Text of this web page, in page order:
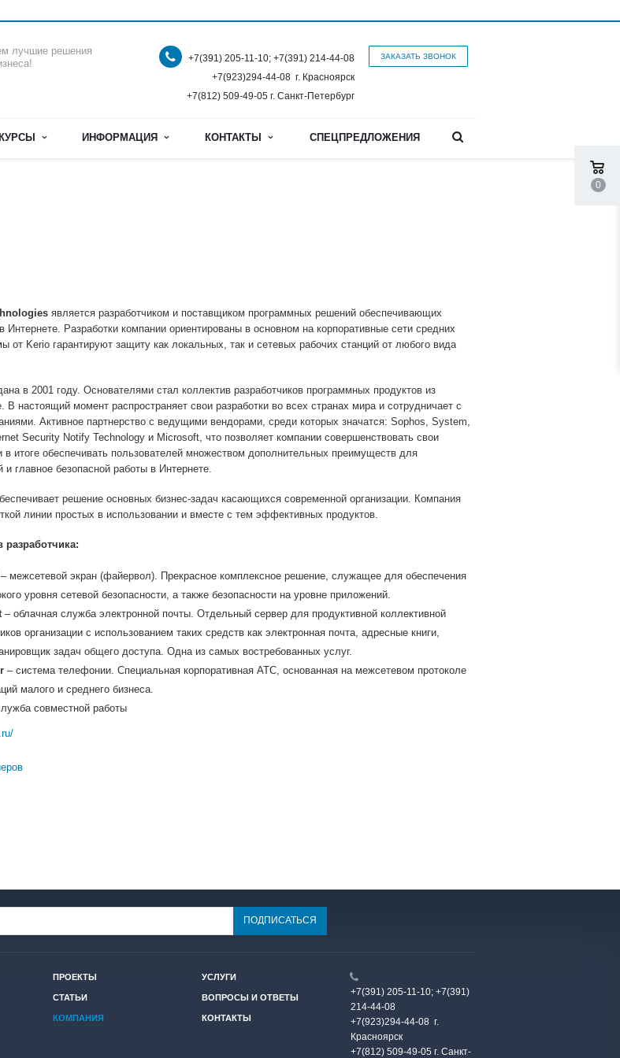
0
лучшие решения
ЗАКАЗАТЬ ЗВОНОК
+7(391) 205-11-10; +7(391) 214-44-08
+7(923)294-44-08 г. Красноярск
+7(812) 509-49-05 г. Санкт-Петербург
КУРСЫ ИНФОРМАЦИЯ КОНТАКТЫ СПЕЦПРЕДЛОЖЕНИЯ
является разработчиком и поставщиком программных решений обеспечивающих
Интернете. Разработки компании ориентированы в основном на корпоративные сети средних
от Kerio гарантируют защиту как локальных, так и сетевых рабочих станций от любого вида
в 2001 году. Основателями стал коллектив разработчиков программных продуктов из
В настоящий момент распространяет свои разработки во всех странах мира и сотрудничает с
Активное партнерство с ведущими вендорами, среди которых значатся: Sophos, System,
Security Notify Technology и Microsoft, что позволяет компании совершенствовать свои
в итоге обеспечивать пользователей множеством дополнительных преимуществ для
и главное безопасной работы в Интернете.
решение основных бизнес-задач касающихся современной организации. Компания
линии простых в использовании и вместе с тем эффективных продуктов.
разработчика:
– межсетевой экран (файервол). Прекрасное комплексное решение, служащее для обеспечения
уровня сетевой безопасности, а также безопасности на уровне приложений.
– облачная служба электронной почты. Отдельный сервер для продуктивной коллективной
организации с использованием таких средств как электронная почта, адресные книги,
задач общего доступа. Одна из самых востребованных услуг.
– система телефонии. Специальная корпоративная АТС, основанная на межсетевом протоколе
малого и среднего бизнеса.
совместной работы
ПРОЕКТЫ УСЛУГИ
СТАТЬИ ВОПРОСЫ И ОТВЕТЫ
КОМПАНИЯ КОНТАКТЫ
+7(391) 205-11-10; +7(391)
214-44-08
+7(923)294-44-08 г.
Красноярск
+7(812) 509-49-05 г. Санкт-